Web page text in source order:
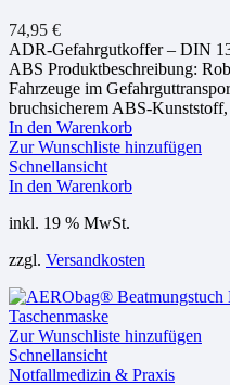
74,95 €
ADR-Gefahrgutkoffer – DIN
ABS Produktbeschreibung:
Fahrzeuge im
bruchsicherem ABS-
In den Warenkorb
Zur Wunschliste hinzufügen
Schnellansicht
In den Warenkorb
inkl. 19 % MwSt.
zzgl. Versandkosten
Zur Wunschliste hinzufügen
Schnellansicht
Notfallmedizin & Praxis